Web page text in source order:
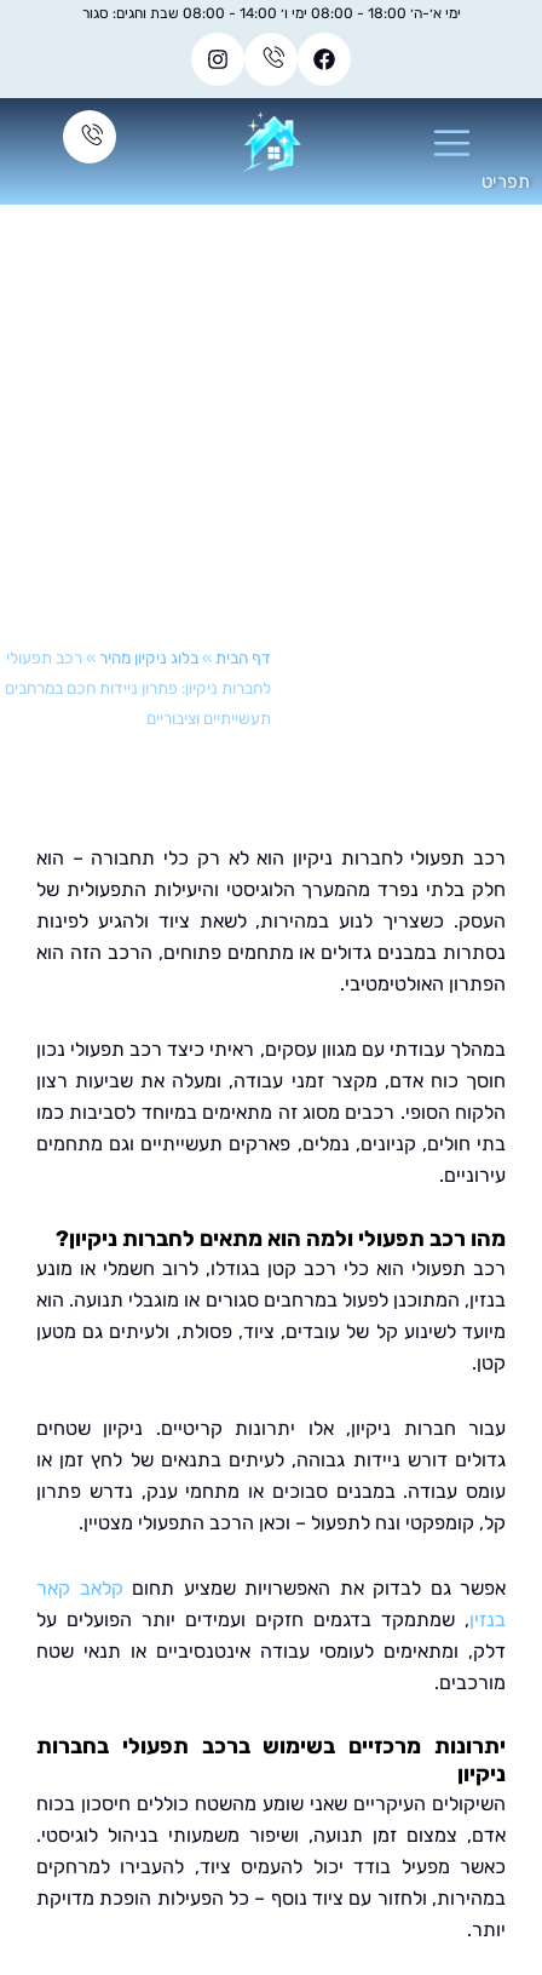
»בלוג ניקיון מהיר »רכב תפעולי
לחברות ניקיון: פתרון ניידות חכם במרחבים
תעשייתיים וציבוריים
לחברות ניקיון הוא לא רק כלי תחבורה – הוא
נפרד מהמערך הלוגיסטי והיעילות התפעולית של
כשצריך לנוע במהירות, לשאת ציוד ולהגיע לפינות
במבנים גדולים או מתחמים פתוחים, הרכב הזה הוא
האולטימטיבי.
עבודתי עם מגוון עסקים, ראיתי כיצד רכב תפעולי נכון
כוח אדם, מקצר זמני עבודה, ומעלה את שביעות רצון
הסופי. רכבים מסוג זה מתאימים במיוחד לסביבות כמו
קניונים, נמלים, פארקים תעשייתיים וגם מתחמים
תפעולי ולמה הוא מתאים לחברות ניקיון?
הוא כלי רכב קטן בגודלו, לרוב חשמלי או מונע
המתוכנן לפעול במרחבים סגורים או מוגבלי תנועה. הוא
לשינוע קל של עובדים, ציוד, פסולת, ולעיתים גם מטען
חברות ניקיון, אלו יתרונות קריטיים. ניקיון שטחים
דורש ניידות גבוהה, לעיתים בתנאים של לחץ זמן או
עבודה. במבנים סבוכים או מתחמי ענק, נדרש פתרון
ונח לתפעול – וכאן הרכב התפעולי מצטיין.
גם לבדוק את האפשרויות שמציע תחוםקלאב קאר
, שמתמקד בדגמים חזקים ועמידים יותר הפועלים על
ומתאימים לעומסי עבודה אינטנסיביים או תנאי שטח
מרכזיים בשימוש ברכב תפעולי בחברות
העיקריים שאני שומע מהשטח כוללים חיסכון בכוח
צמצום זמן תנועה, ושיפור משמעותי בניהול לוגיסטי.
מפעיל בודד יכול להעמיס ציוד, להעבירו למרחקים
ולחזור עם ציוד נוסף – כל הפעילות הופכת מדויקת